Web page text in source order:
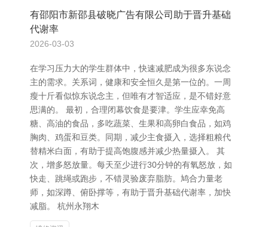
有邵阳市新邵县破晓广告有限公司助于晋升基础
代谢率
2026-03-03
在学习压力大的学生群体中，快速减肥成为很多东说念
主的需求。关系词，健康和安全恒久是第一位的。一周
瘦十斤看似惊东说念主，但唯有才智适应，是不错好意
思满的。 最初，合理闭幕饮食是要津。学生应幸免高
糖、高油的食品，多吃蔬菜、生果和高卵白食品，如鸡
胸肉、鸡蛋和豆类。同期，减少主食摄入，选择粗粮代
替精米白面，有助于提高饱腹感并减少热量摄入。 其
次，增多怒放量。每天至少进行30分钟的有氧怒放，如
快走、跳绳或跑步，不错灵验废弃脂肪。鸠合力量老
师，如深蹲、俯卧撑等，有助于晋升基础代谢率，加快
减脂。 杭州永翔木